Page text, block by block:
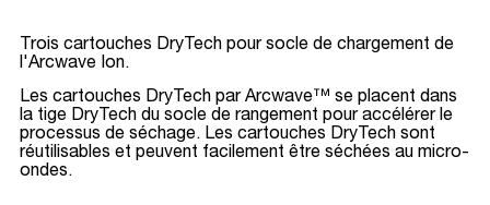
Trois cartouches DryTech pour socle de chargement de
l'Arcwave Ion.
Les cartouches DryTech par Arcwave™ se placent dans
la tige DryTech du socle de rangement pour accélérer le
processus de séchage. Les cartouches DryTech sont
réutilisables et peuvent facilement être séchées au micro-
ondes.